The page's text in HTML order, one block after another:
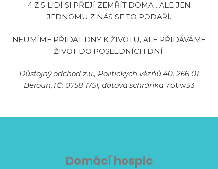
4 Z 5 LIDÍ SI PŘEJÍ ZEMŘÍT DOMA...ALE JEN
JEDNOMU Z NÁS SE TO PODAŘÍ.
NEUMÍME PŘIDAT DNY K ŽIVOTU, ALE PŘIDÁVÁME
ŽIVOT DO POSLEDNÍCH DNÍ.
Důstojný odchod z.ú., Politických vězňů 40, 266 01
Beroun, IČ: 0758 1751, datová schránka 7btiw33
Domácí hospic